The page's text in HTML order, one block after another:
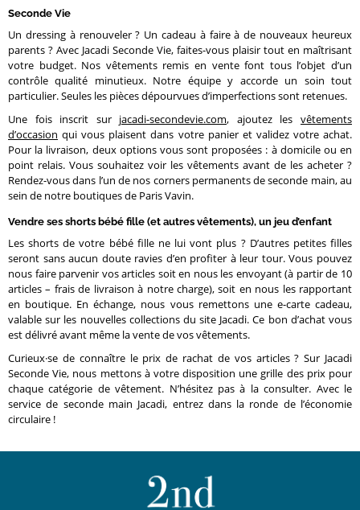
Seconde Vie
Un dressing à renouveler ? Un cadeau à faire à de nouveaux heureux
parents ? Avec Jacadi Seconde Vie, faites-vous plaisir tout en maîtrisant
votre budget. Nos vêtements remis en vente font tous l’objet d’un
contrôle qualité minutieux. Notre équipe y accorde un soin tout
particulier. Seules les pièces dépourvues d’imperfections sont retenues.
Une fois inscrit sur jacadi-secondevie.com, ajoutez les vêtements
d’occasion qui vous plaisent dans votre panier et validez votre achat.
Pour la livraison, deux options vous sont proposées : à domicile ou en
point relais. Vous souhaitez voir les vêtements avant de les acheter ?
Rendez-vous dans l’un de nos corners permanents de seconde main, au
sein de notre boutiques de Paris Vavin.
Vendre ses shorts bébé fille (et autres vêtements), un jeu d’enfant
Les shorts de votre bébé fille ne lui vont plus ? D’autres petites filles
seront sans aucun doute ravies d’en profiter à leur tour. Vous pouvez
nous faire parvenir vos articles soit en nous les envoyant (à partir de 10
articles – frais de livraison à notre charge), soit en nous les rapportant
en boutique. En échange, nous vous remettons une e-carte cadeau,
valable sur les nouvelles collections du site Jacadi. Ce bon d’achat vous
est délivré avant même la vente de vos vêtements.
Curieux·se de connaître le prix de rachat de vos articles ? Sur Jacadi
Seconde Vie, nous mettons à votre disposition une grille des prix pour
chaque catégorie de vêtement. N’hésitez pas à la consulter. Avec le
service de seconde main Jacadi, entrez dans la ronde de l’économie
circulaire !